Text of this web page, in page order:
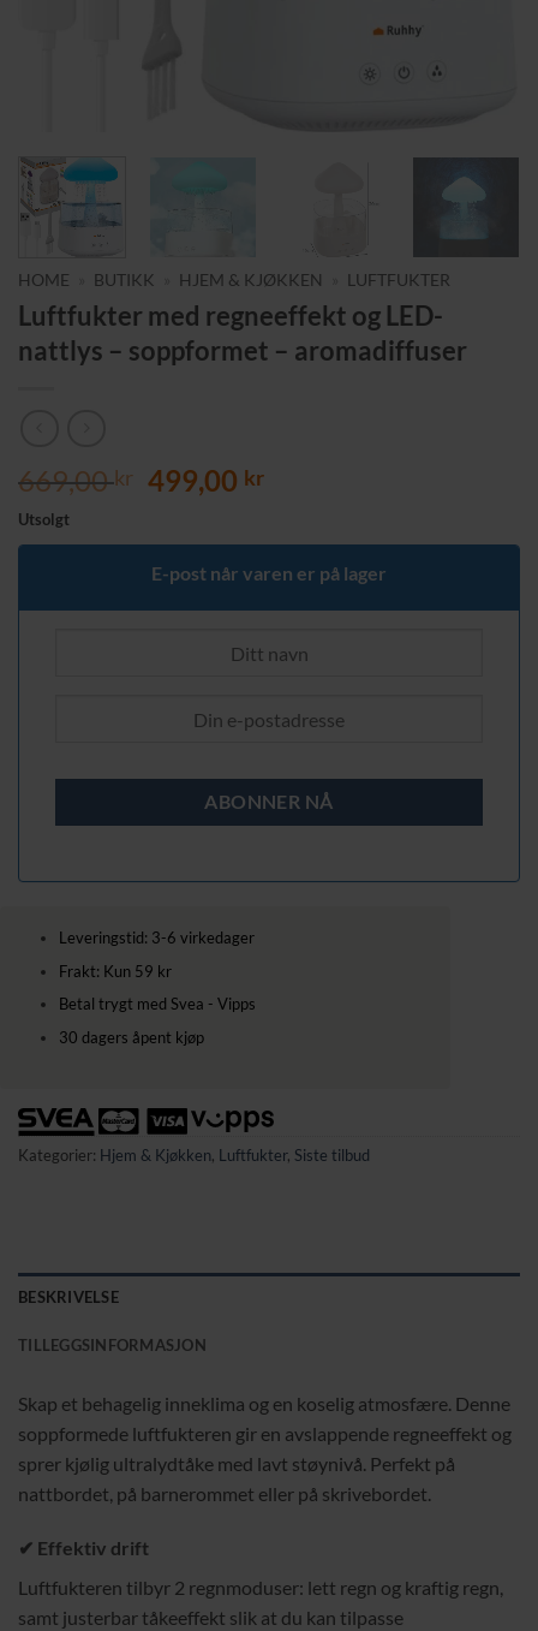
HOME BUTIKK HJEM & KJØKKEN LUFTFUKTER
Luftfukter med regneeffekt og LED-
nattlys – soppformet – aroma­diffuser
669,00kr Opprinnelig
var:
669,00 kr.
499,00 krNåværende
er:
499,00 kr.
Utsolgt
E-post når varen er på lager
Leveringstid: 3-6 virkedager
Frakt: Kun 59 kr
Betal trygt med Svea - Vipps
30 dagers åpent kjøp
Kategorier: Hjem & Kjøkken, Luftfukter, Siste tilbud
BESKRIVELSE
TILLEGGSINFORMASJON
Skap et behagelig inneklima og en koselig atmosfære. Denne
soppformede luftfukteren gir en avslappende regneeffekt og
sprer kjølig ultralydtåke med lavt støynivå. Perfekt på
nattbordet, på barnerommet eller på skrivebordet.
✔ Effektiv drift
Luftfukteren tilbyr 2 regnmoduser: lett regn og kraftig regn,
samt justerbar tåkeeffekt slik at du kan tilpasse